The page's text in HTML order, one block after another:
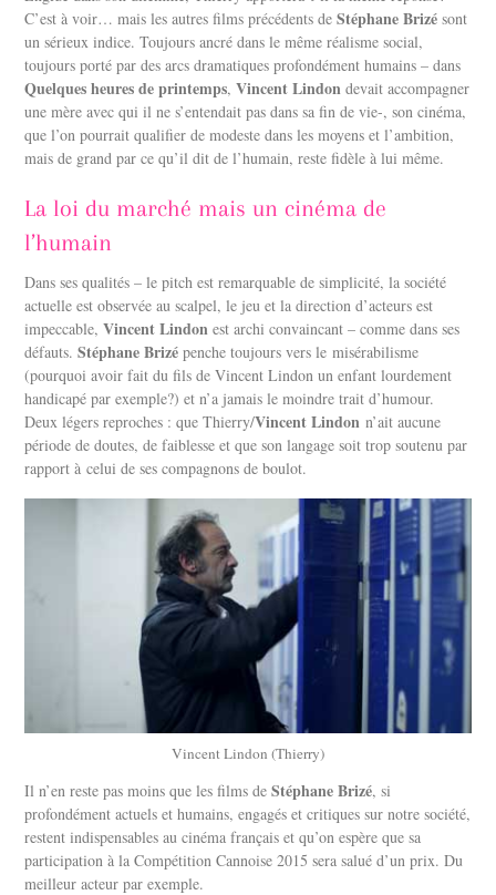
C’est à voir… mais les autres films précédents deStéphane Brizé sont
un sérieux indice. Toujours ancré dans le même réalisme social,
toujours porté par des arcs dramatiques profondément humains – dans
Quelques heures de printemps,Vincent Lindon devait accompagner
une mère avec qui il ne s’entendait pas dans sa fin de vie-, son cinéma,
que l’on pourrait qualifier de modeste dans les moyens et l’ambition,
mais de grand par ce qu’il dit de l’humain, reste fidèle à lui même.
La loi du marché mais un cinéma de
l’humain
Dans ses qualités – le pitch est remarquable de simplicité, la société
actuelle est observée au scalpel, le jeu et la direction d’acteurs est
impeccable, Vincent Lindon est archi convaincant – comme dans ses
défauts.Stéphane Brizé penche toujours vers le misérabilisme
(pourquoi avoir fait du fils de Vincent Lindon un enfant lourdement
handicapé par exemple?) et n’a jamais le moindre trait d’humour.
Deux légers reproches : que Thierry/Vincent Lindon n’ait aucune
période de doutes, de faiblesse et que son langage soit trop soutenu par
rapport à celui de ses compagnons de boulot.
Vincent Lindon (Thierry)
Il n’en reste pas moins que les films de Stéphane Brizé, si
profondément actuels et humains, engagés et critiques sur notre société,
restent indispensables au cinéma français et qu’on espère que sa
participation à la Compétition Cannoise 2015 sera salué d’un prix. Du
meilleur acteur par exemple.